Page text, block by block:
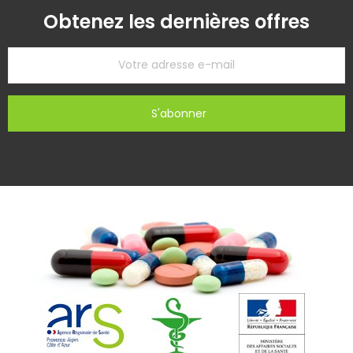
Obtenez les dernières offres
S'abonner